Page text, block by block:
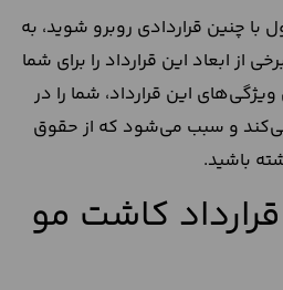
با چنین قراردادی روبرو ‌شوید، به
ابعاد این قرارداد را برای شما
این قرارداد، شما را در
و سبب می‌شود که از حقوق
باشید.
کاشت مو